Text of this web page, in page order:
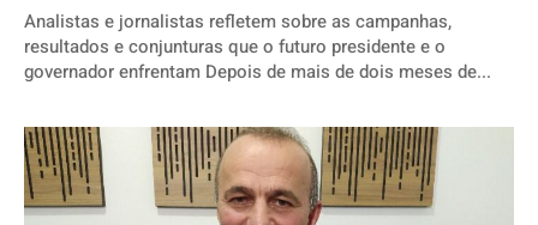
Analistas e jornalistas refletem sobre as campanhas,
resultados e conjunturas que o futuro presidente e o
governador enfrentam Depois de mais de dois meses de...